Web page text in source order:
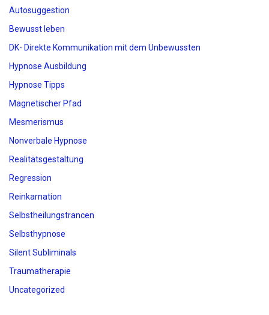
Autosuggestion
Bewusst leben
DK- Direkte Kommunikation mit dem Unbewussten
Hypnose Ausbildung
Hypnose Tipps
Magnetischer Pfad
Mesmerismus
Nonverbale Hypnose
Realitätsgestaltung
Regression
Reinkarnation
Selbstheilungstrancen
Selbsthypnose
Silent Subliminals
Traumatherapie
Uncategorized